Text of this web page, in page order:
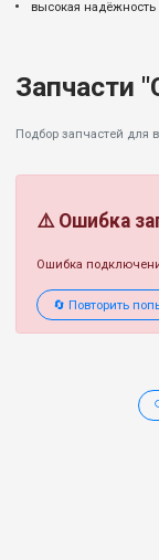
высокая надёжность
Запчасти
Подбор запчастей для
⚠️ Ошибка
Ошибка
🔄 Повторить